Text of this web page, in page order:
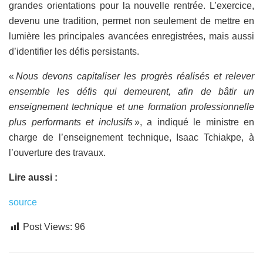
grandes orientations pour la nouvelle rentrée. L’exercice,
devenu une tradition, permet non seulement de mettre en
lumière les principales avancées enregistrées, mais aussi
d’identifier les défis persistants.
« Nous devons capitaliser les progrès réalisés et relever
ensemble les défis qui demeurent, afin de bâtir un
enseignement technique et une formation professionnelle
plus performants et inclusifs», a indiqué le ministre en
charge de l’enseignement technique, Isaac Tchiakpe, à
l’ouverture des travaux.
Lire aussi :
source
Post Views: 96